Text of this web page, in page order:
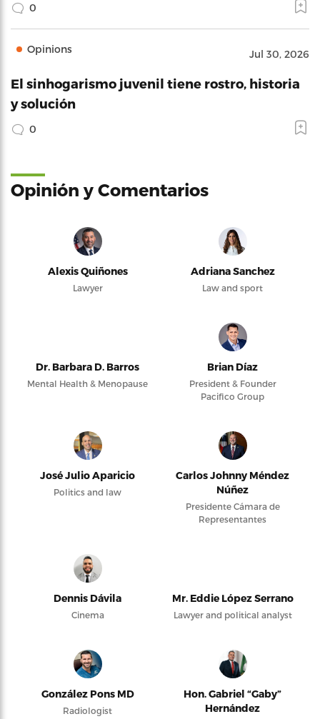
0
Opinions Jul 30, 2026
El sinhogarismo juvenil tiene rostro, historia
y solución
0
Opinión y Comentarios
Alexis Quiñones
Lawyer
Adriana Sanchez
Law and sport
Dr. Barbara D. Barros
Mental Health & Menopause
Brian Díaz
President & Founder
Pacifico Group
José Julio Aparicio
Politics and law
Carlos Johnny Méndez
Núñez
Presidente Cámara de
Representantes
Dennis Dávila
Cinema
Mr. Eddie López Serrano
Lawyer and political analyst
González Pons MD
Radiologist
Hon. Gabriel “Gaby”
Hernández